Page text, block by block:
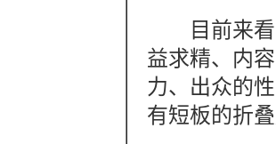
目前来看
益求精、内
力、出众的
有短板的折